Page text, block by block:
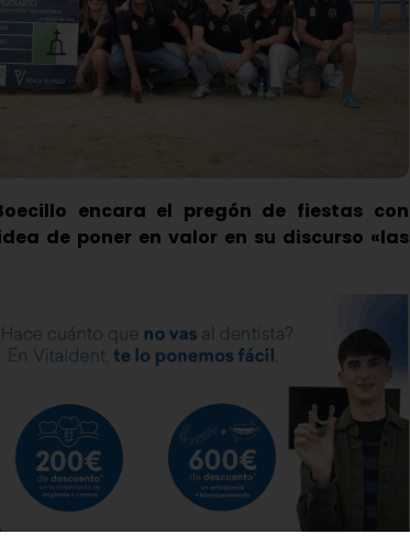
encara el pregón de fiestas con
de poner en valor en su discurso «las